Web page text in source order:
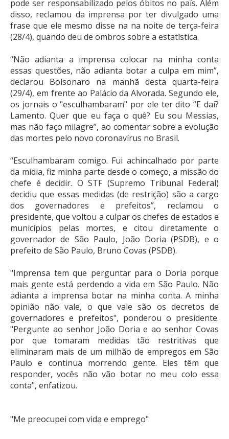
pode ser responsabilizado pelos óbitos no país. Além
disso, reclamou da imprensa por ter divulgado uma
frase que ele mesmo disse na na noite de terça-feira
(28/4), quando deu de ombros sobre a estatística.
“Não adianta a imprensa colocar na minha conta
essas questões, não adianta botar a culpa em mim”,
declarou Bolsonaro na manhã desta quarta-feira
(29/4), em frente ao Palácio da Alvorada. Segundo ele,
os jornais o "esculhambaram" por ele ter dito “E daí?
Lamento. Quer que eu faça o quê? Eu sou Messias,
mas não faço milagre”, ao comentar sobre a evolução
das mortes pelo novo coronavírus no Brasil.
“Esculhambaram comigo. Fui achincalhado por parte
da mídia, fiz minha parte desde o começo, a missão do
chefe é decidir. O STF (Supremo Tribunal Federal)
decidiu que essas medidas (de restrição) são a cargo
dos governadores e prefeitos”, reclamou o
presidente, que voltou a culpar os chefes de estados e
municípios pelas mortes, e citou diretamente o
governador de São Paulo, João Doria (PSDB), e o
prefeito de São Paulo, Bruno Covas (PSDB).
"Imprensa tem que perguntar para o Doria porque
mais gente está perdendo a vida em São Paulo. Não
adianta a imprensa botar na minha conta. A minha
opinião não vale, o que vale são os decretos de
governadores e prefeitos", ponderou o presidente.
"Pergunte ao senhor João Doria e ao senhor Covas
por que tomaram medidas tão restritivas que
eliminaram mais de um milhão de empregos em São
Paulo e continua morrendo gente. Eles têm que
responder, vocês não vão botar no meu colo essa
conta", enfatizou.
"Me preocupei com vida e emprego"